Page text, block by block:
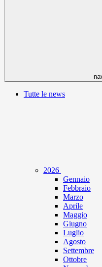
Tutte le news
2026
Gennaio
Febbraio
Marzo
Aprile
Maggio
Giugno
Luglio
Agosto
Settembre
Ottobre